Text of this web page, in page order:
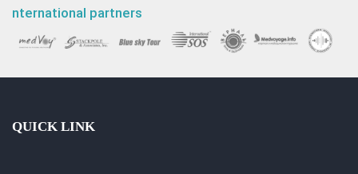
nternational partners
QUICK LINK